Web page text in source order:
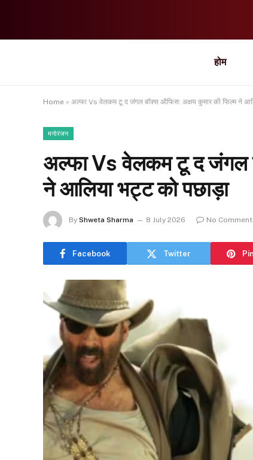
होम
Home » अल्फा Vs वेलकम टू द जंगल बॉक्स ऑफिस: अक्षय कुमार की फिल्म ने
मनोरंजन
अल्फा Vs वेलकम टू द जंगल
ने आलिया भट्ट को पछाड़ा
By Shweta Sharma 8 July 2026 No
Facebook Twitter